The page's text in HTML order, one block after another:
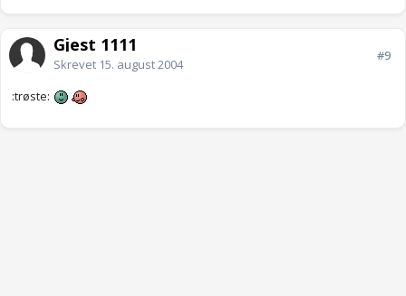
Gjest 1111
Skrevet 15. august 2004
#9
:trøste: